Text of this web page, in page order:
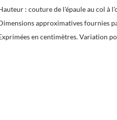
: couture de l'épaule au col à
approximatives fournies
en centimètres. Variation